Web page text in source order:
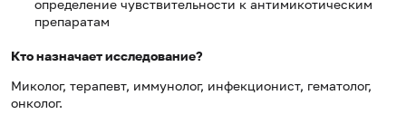
определение чувствительности к антимикотическим
препаратам
Кто назначает исследование?
Миколог, терапевт, иммунолог, инфекционист, гематолог,
онколог.